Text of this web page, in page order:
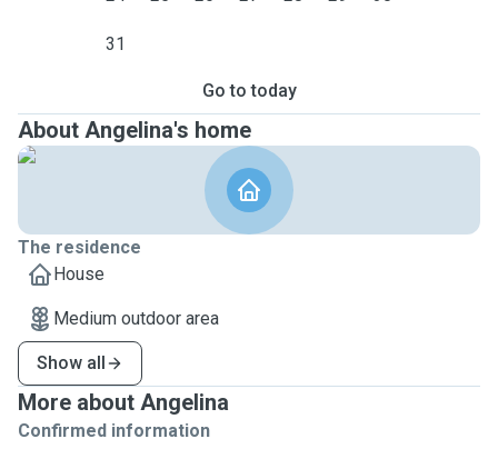
31
Go to today
About Angelina's home
The residence
House
Medium outdoor area
Show all
More about Angelina
Confirmed information